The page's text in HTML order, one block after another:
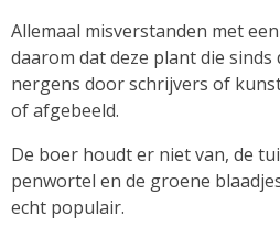
Allemaal misverstanden met
daarom dat deze plant die sinds
nergens door schrijvers of
of afgebeeld.
De boer houdt er niet van, de
penwortel en de groene
echt populair.